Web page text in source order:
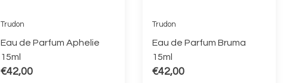
Trudon
Eau de Parfum Aphelie
15ml
€42,00
Trudon
Eau de Parfum Bruma
15ml
€42,00